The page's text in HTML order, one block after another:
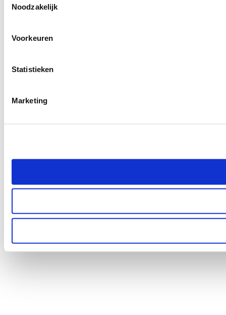
Noodzakelijk
Voorkeuren
Statistieken
Marketing